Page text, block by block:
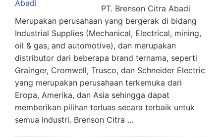
PT. Brenson Citra Abadi
Merupakan perusahaan yang bergerak di bidang
Industrial Supplies (Mechanical, Electrical, mining,
oil & gas, and automotive), dan merupakan
distributor dari beberapa brand ternama, seperti
Grainger, Cromwell, Trusco, dan Schneider Electric
yang merupakan perusahaan terkemuka dari
Eropa, Amerika, dan Asia sehingga dapat
memberikan pilihan terluas secara terbaik untuk
semua industri. Brenson Citra …